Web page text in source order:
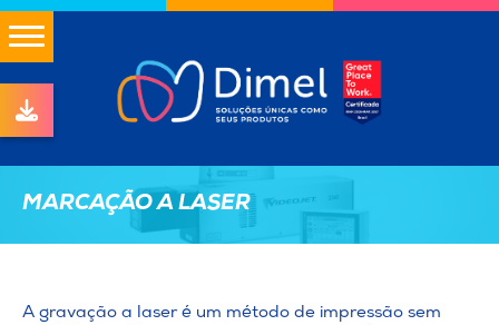
MARCAÇÃO A LASER
A gravação a laser é um método de impressão sem